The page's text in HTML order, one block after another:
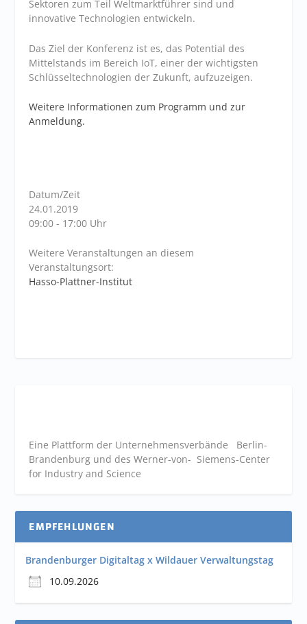
Sektoren zum Teil Weltmarktführer sind und
innovative Technologien entwickeln.
Das Ziel der Konferenz ist es, das Potential des
Mittelstands im Bereich IoT, einer der wichtigsten
Schlüsseltechnologien der Zukunft, aufzuzeigen.
Weitere Informationen zum Programm und zur
Anmeldung.
Datum/Zeit
24.01.2019
09:00 - 17:00 Uhr
Weitere Veranstaltungen an diesem
Veranstaltungsort:
Hasso-Plattner-Institut
Eine Plattform der Unternehmensverbände Berlin-
Brandenburg und des Werner-von- Siemens-Center
for Industry and Science
EMPFEHLUNGEN
Brandenburger Digitaltag x Wildauer Verwaltungstag
10.09.2026